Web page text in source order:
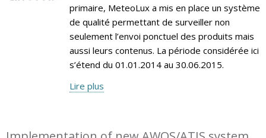
primaire, MeteoLux a mis en place un système
de qualité permettant de surveiller non
seulement l’envoi ponctuel des produits mais
aussi leurs contenus. La période considérée ici
s’étend du 01.01.2014 au 30.06.2015.
Lire plus